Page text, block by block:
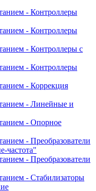
- Контроллеры
- Контроллеры
- Контроллеры с
- Контроллеры
- Коррекция
- Линейные и
- Опорное
- Преобразователи
частота"
- Преобразователи
- Стабилизаторы